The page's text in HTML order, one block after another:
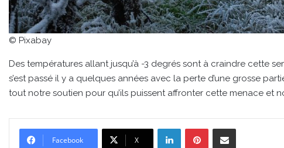
© Pixabay
Des températures allant jusqu’à -3 degrés sont à craindre cette
s’est passé il y a quelques années avec la perte d’une grosse
tout notre soutien pour qu’ils puissent affronter cette menace et
Facebook X
LinkedinPinterestPartager par email